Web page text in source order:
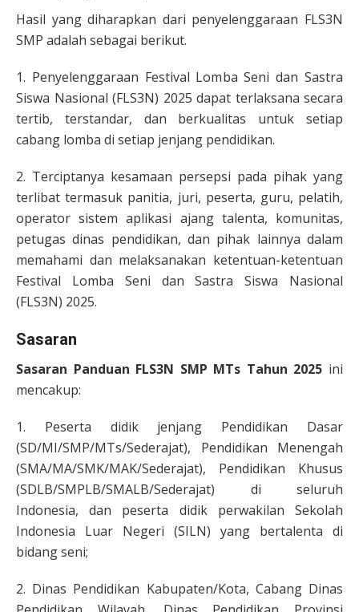
Hasil yang diharapkan dari penyelenggaraan FLS3N
SMP adalah sebagai berikut.
1. Penyelenggaraan Festival Lomba Seni dan Sastra
Siswa Nasional (FLS3N) 2025 dapat terlaksana secara
tertib, terstandar, dan berkualitas untuk setiap
cabang lomba di setiap jenjang pendidikan.
2. Terciptanya kesamaan persepsi pada pihak yang
terlibat termasuk panitia, juri, peserta, guru, pelatih,
operator sistem aplikasi ajang talenta, komunitas,
petugas dinas pendidikan, dan pihak lainnya dalam
memahami dan melaksanakan ketentuan-ketentuan
Festival Lomba Seni dan Sastra Siswa Nasional
(FLS3N) 2025.
Sasaran
Sasaran Panduan FLS3N SMP MTs Tahun 2025 ini
mencakup:
1. Peserta didik jenjang Pendidikan Dasar
(SD/MI/SMP/MTs/Sederajat), Pendidikan Menengah
(SMA/MA/SMK/MAK/Sederajat), Pendidikan Khusus
(SDLB/SMPLB/SMALB/Sederajat) di seluruh
Indonesia, dan peserta didik perwakilan Sekolah
Indonesia Luar Negeri (SILN) yang bertalenta di
bidang seni;
2. Dinas Pendidikan Kabupaten/Kota, Cabang Dinas